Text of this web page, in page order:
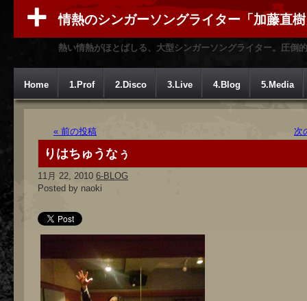
情熱のシンガーソングライター「加藤直
熱い情熱がほとばしる、大型シンガーソングライター。圧倒
Home 1.Prof 2.Disco 3.Live 4.Blog 5.Media
« 前の投稿 次
りはちゅうなぅ
11月 22, 2010 6-BLOG
Posted by naoki